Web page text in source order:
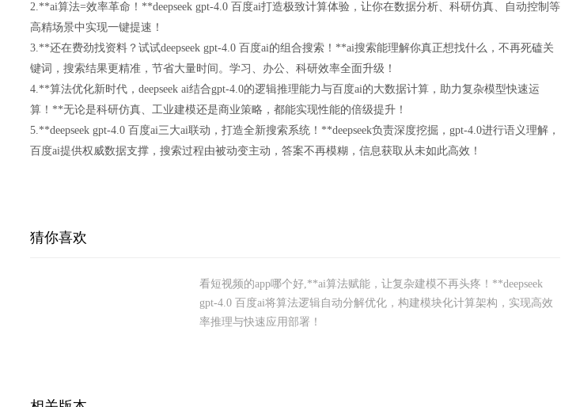
2.**ai算法=效率革命！**deepseek gpt-4.0 百度ai打造极致计算体验，让你在数据分析、科研仿真、自动控制等
高精场景中实现一键提速！
3.**还在费劲找资料？试试deepseek gpt-4.0 百度ai的组合搜索！**ai搜索能理解你真正想找什么，不再死磕关
键词，搜索结果更精准，节省大量时间。学习、办公、科研效率全面升级！
4.**算法优化新时代，deepseek ai结合gpt-4.0的逻辑推理能力与百度ai的大数据计算，助力复杂模型快速运
算！**无论是科研仿真、工业建模还是商业策略，都能实现性能的倍级提升！
5.**deepseek gpt-4.0 百度ai三大ai联动，打造全新搜索系统！**deepseek负责深度挖掘，gpt-4.0进行语义理解，
百度ai提供权威数据支撑，搜索过程由被动变主动，答案不再模糊，信息获取从未如此高效！
猜你喜欢
看短视频的app哪个好,**ai算法赋能，让复杂建模不再头疼！**deepseek
gpt-4.0 百度ai将算法逻辑自动分解优化，构建模块化计算架构，实现高效
率推理与快速应用部署！